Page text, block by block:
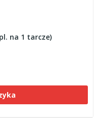
na 1 tarcze)